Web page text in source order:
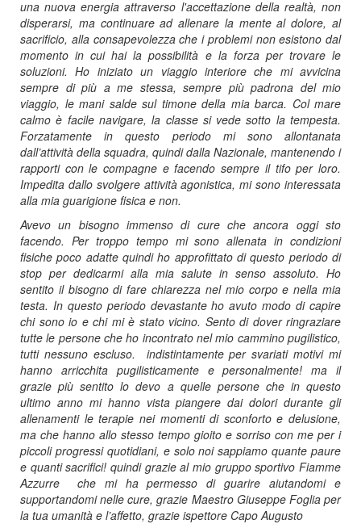
una nuova energia attraverso l'accettazione della realtà, non
disperarsi, ma continuare ad allenare la mente al dolore, al
sacrificio, alla consapevolezza che i problemi non esistono dal
momento in cui hai la possibilità e la forza per trovare le
soluzioni. Ho iniziato un viaggio interiore che mi avvicina
sempre di più a me stessa, sempre più padrona del mio
viaggio, le mani salde sul timone della mia barca. Col mare
calmo è facile navigare, la classe si vede sotto la tempesta.
Forzatamente in questo periodo mi sono allontanata
dall’attività della squadra, quindi dalla Nazionale, mantenendo i
rapporti con le compagne e facendo sempre il tifo per loro.
Impedita dallo svolgere attività agonistica, mi sono interessata
alla mia guarigione fisica e non.
Avevo un bisogno immenso di cure che ancora oggi sto
facendo. Per troppo tempo mi sono allenata in condizioni
fisiche poco adatte quindi ho approfittato di questo periodo di
stop per dedicarmi alla mia salute in senso assoluto. Ho
sentito il bisogno di fare chiarezza nel mio corpo e nella mia
testa. In questo periodo devastante ho avuto modo di capire
chi sono io e chi mi è stato vicino. Sento di dover ringraziare
tutte le persone che ho incontrato nel mio cammino pugilistico,
tutti nessuno escluso. indistintamente per svariati motivi mi
hanno arricchita pugilisticamente e personalmente! ma il
grazie più sentito lo devo a quelle persone che in questo
ultimo anno mi hanno vista piangere dai dolori durante gli
allenamenti le terapie nei momenti di sconforto e delusione,
ma che hanno allo stesso tempo gioito e sorriso con me per i
piccoli progressi quotidiani, e solo noi sappiamo quante paure
e quanti sacrifici! quindi grazie al mio gruppo sportivo Fiamme
Azzurre che mi ha permesso di guarire aiutandomi e
supportandomi nelle cure, grazie Maestro Giuseppe Foglia per
la tua umanità e l’affetto, grazie ispettore Capo Augusto